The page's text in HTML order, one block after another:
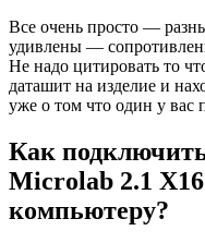
Все очень просто —
удивлены —
Не надо цитировать то
даташит на изделие и
уже о том что один у вас
Как
Microlab 2.1 X16
компьютеру?